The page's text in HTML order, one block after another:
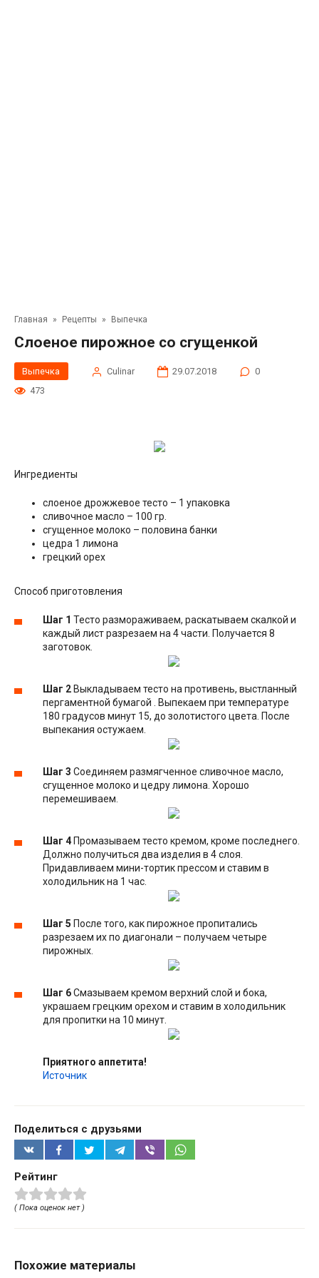
Главная » Рецепты » Выпечка
Слоеное пирожное со сгущенкой
Выпечка Сulinar 29.07.2018
0
473
Ингредиенты
слоеное дрожжевое тесто – 1 упаковка
сливочное масло – 100 гр.
сгущенное молоко – половина банки
цедра 1 лимона
грецкий орех
Способ приготовления
Шаг 1 Тесто размораживаем, раскатываем скалкой и
каждый лист разрезаем на 4 части. Получается 8
заготовок.
Шаг 2Выкладываем тесто на противень, выстланный
пергаментной бумагой . Выпекаем при температуре
180 градусов минут 15, до золотистого цвета. После
выпекания остужаем.
Шаг 3 Соединяем размягченное сливочное масло,
сгущенное молоко и цедру лимона. Хорошо
перемешиваем.
Шаг 4Промазываем тесто кремом, кроме последнего.
Должно получиться два изделия в 4 слоя.
Придавливаем мини-тортик прессом и ставим в
холодильник на 1 час.
Шаг 5 После того, как пирожное пропитались
разрезаем их по диагонали – получаем четыре
пирожных.
Шаг 6Смазываем кремом верхний слой и бока,
украшаем грецким орехом и ставим в холодильник
для пропитки на 10 минут.
Приятного аппетита!
Источник
Поделиться с друзьями
Рейтинг
( Пока оценок нет )
Похожие материалы